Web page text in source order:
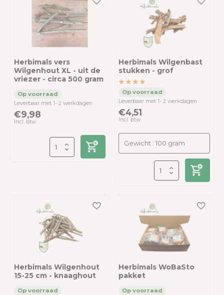
Herbimals vers
Wilgenhout XL - uit de
vriezer - circa 500 gram
Leverbaar met 1- 2 werkdagen
€9,98
Incl. btw
Herbimals Wilgenbast
stukken - grof
Leverbaar met 1- 2 werkdagen
€4,51
Incl. btw
Herbimals Wilgenhout
15-25 cm - knaaghout
Herbimals WoBaSto
pakket